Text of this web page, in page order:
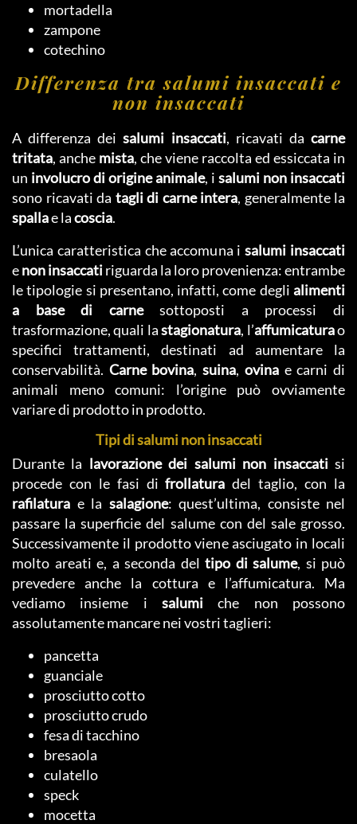
mortadella
zampone
cotechino
Differenza tra salumi insaccati e
non insaccati
A differenza deisalumi insaccati, ricavati dacarne
tritata, anche mista, che viene raccolta ed essiccata in
un involucro di origine animale, i salumi non insaccati
sono ricavati da tagli di carne intera, generalmente la
spallae lacoscia.
L’unica caratteristica che accomuna isalumi insaccati
enon insaccatiriguarda la loro provenienza: entrambe
le tipologie si presentano, infatti, come degli alimenti
a base di carnesottoposti a processi di
trasformazione, quali lastagionatura, l’affumicaturao
specifici trattamenti, destinati ad aumentare la
conservabilità. Carne bovina,suina, ovina e carni di
animali meno comuni: l’origine può ovviamente
variare di prodotto in prodotto.
Tipi di salumi non insaccati
Durante la lavorazione dei salumi non insaccatisi
procede con le fasi difrollaturadel taglio, con la
rafilatura e la salagione: quest’ultima, consiste nel
passare la superficie del salume con del sale grosso.
Successivamente il prodotto viene asciugato in locali
molto areati e, a seconda del tipo di salume, si può
prevedere anche la cottura e l’affumicatura. Ma
vediamo insieme i salumiche non possono
assolutamente mancare nei vostri taglieri:
pancetta
guanciale
prosciutto cotto
prosciutto crudo
fesa di tacchino
bresaola
culatello
speck
mocetta